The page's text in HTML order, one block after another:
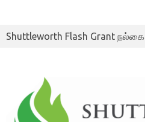
Shuttleworth Flash Grant நல்கை